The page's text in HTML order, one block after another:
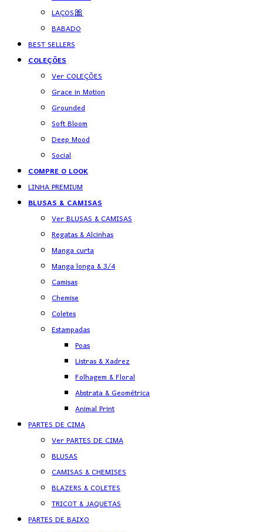
LAÇOS🎀
BABADO
BEST SELLERS
COLEÇÕES
Ver COLEÇÕES
Grace in Motion
Grounded
Soft Bloom
Deep Mood
Social
COMPRE O LOOK
LINHA PREMIUM
BLUSAS & CAMISAS
Ver BLUSAS & CAMISAS
Regatas & Alcinhas
Manga curta
Manga longa & 3/4
Camisas
Chemise
Coletes
Estampadas
Poas
Listras & Xadrez
Folhagem & Floral
Abstrata & Geométrica
Animal Print
PARTES DE CIMA
Ver PARTES DE CIMA
BLUSAS
CAMISAS & CHEMISES
BLAZERS & COLETES
TRICOT & JAQUETAS
PARTES DE BAIXO